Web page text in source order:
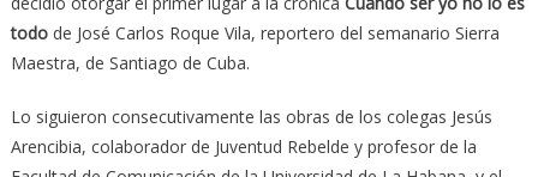
todode José Carlos Roque Vila, reportero del semanario Sierra
Maestra, de Santiago de Cuba.
Lo siguieron consecutivamente las obras de los colegas Jesús
Arencibia, colaborador de Juventud Rebelde y profesor de la